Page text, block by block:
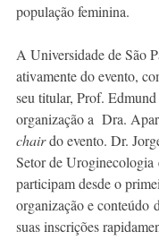
população feminina.
A Universidade de São
ativamente do evento,
seu titular, Prof.
organização a  Dra.
chair do evento. Dr.
Setor de Uroginecologia
participam desde o
organização e conteúdo
suas inscrições